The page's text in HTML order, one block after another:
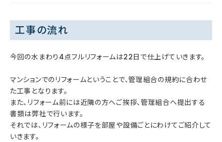
工事の流れ
今回の水まわり4点フルリフォームは22日で仕上げていきます。
マンションでのリフォームということで、管理組合の規約に合わせ
た工事となります。
また、リフォーム前には近隣の方へご挨拶、管理組合へ提出する
書類は弊社で行います。
それでは、リフォームの様子を部屋や設備ごとにわけてご紹介して
いきます。